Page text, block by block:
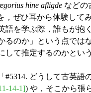
hine afligde などの
ぜひ耳から体験して
を学ぶ際，誰もが抱
るのか」という点では
して推定するのかとい
どうして古英語
14-1]) や，そこから張